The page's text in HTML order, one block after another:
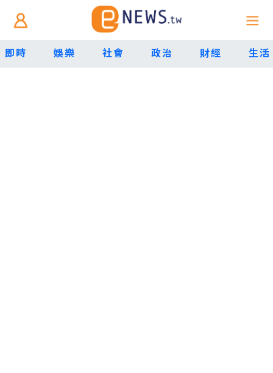
即時 娛樂 社會 政治 財經 生活